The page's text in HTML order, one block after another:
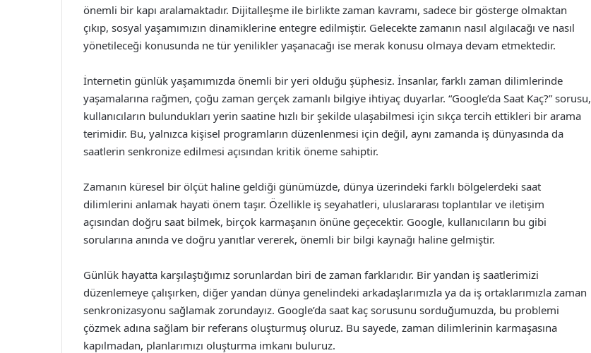
önemli bir kapı aralamaktadır. Dijitalleşme ile birlikte zaman kavramı, sadece bir gösterge olmaktan
çıkıp, sosyal yaşamımızın dinamiklerine entegre edilmiştir. Gelecekte zamanın nasıl algılacağı ve nasıl
yönetileceği konusunda ne tür yenilikler yaşanacağı ise merak konusu olmaya devam etmektedir.
İnternetin günlük yaşamımızda önemli bir yeri olduğu şüphesiz. İnsanlar, farklı zaman dilimlerinde
yaşamalarına rağmen, çoğu zaman gerçek zamanlı bilgiye ihtiyaç duyarlar. “Google’da Saat Kaç?” sorusu,
kullanıcıların bulundukları yerin saatine hızlı bir şekilde ulaşabilmesi için sıkça tercih ettikleri bir arama
terimidir. Bu, yalnızca kişisel programların düzenlenmesi için değil, aynı zamanda iş dünyasında da
saatlerin senkronize edilmesi açısından kritik öneme sahiptir.
Zamanın küresel bir ölçüt haline geldiği günümüzde, dünya üzerindeki farklı bölgelerdeki saat
dilimlerini anlamak hayati önem taşır. Özellikle iş seyahatleri, uluslararası toplantılar ve iletişim
açısından doğru saat bilmek, birçok karmaşanın önüne geçecektir. Google, kullanıcıların bu gibi
sorularına anında ve doğru yanıtlar vererek, önemli bir bilgi kaynağı haline gelmiştir.
Günlük hayatta karşılaştığımız sorunlardan biri de zaman farklarıdır. Bir yandan iş saatlerimizi
düzenlemeye çalışırken, diğer yandan dünya genelindeki arkadaşlarımızla ya da iş ortaklarımızla zaman
senkronizasyonu sağlamak zorundayız. Google’da saat kaç sorusunu sorduğumuzda, bu problemi
çözmek adına sağlam bir referans oluşturmuş oluruz. Bu sayede, zaman dilimlerinin karmaşasına
kapılmadan, planlarımızı oluşturma imkanı buluruz.